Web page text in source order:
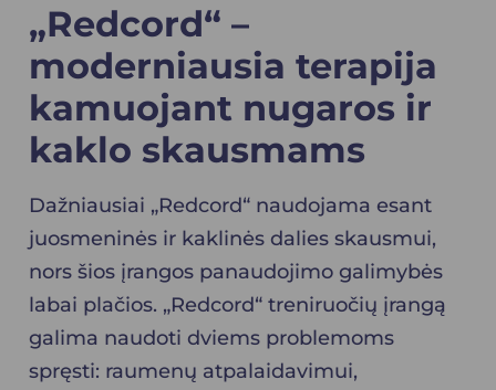
„Redcord“ –
moderniausia terapija
kamuojant nugaros ir
kaklo skausmams
Dažniausiai „Redcord“ naudojama esant
juosmeninės ir kaklinės dalies skausmui,
nors šios įrangos panaudojimo galimybės
labai plačios. „Redcord“ treniruočių įrangą
galima naudoti dviems problemoms
spręsti: raumenų atpalaidavimui,